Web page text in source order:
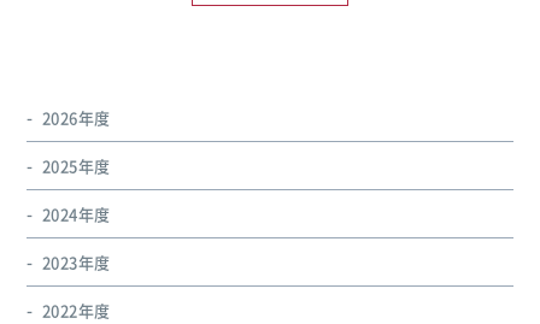
2026年度
2025年度
2024年度
2023年度
2022年度